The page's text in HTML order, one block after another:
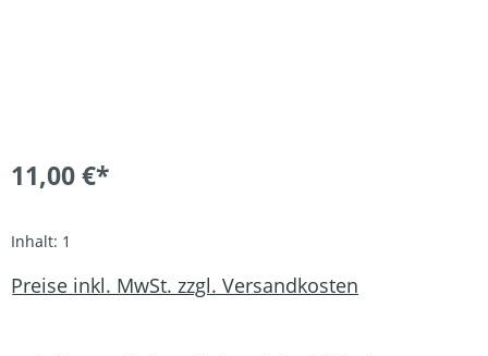
11,00 €*
Inhalt: 1
Preise inkl. MwSt. zzgl. Versandkosten